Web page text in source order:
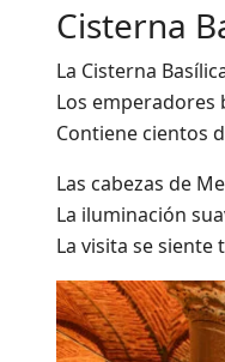
Cisterna
La Cisterna
Los emperadores
Contiene cientos
Las cabezas de
La iluminación
La visita se